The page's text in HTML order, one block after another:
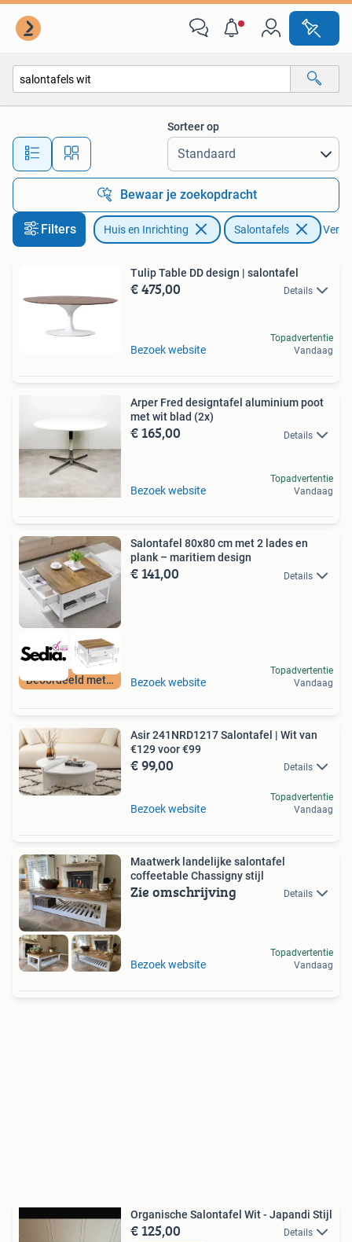
Alle afstanden…
Sorteer op
Bewaar je zoekopdracht
Filters Huis en Inrichting Salontafels
Tulip Table DD design | salontafel
€ 475,00 Details
Bezoek website
Topadvertentie
Vandaag
Arper Fred designtafel aluminium poot
met wit blad (2x)
€ 165,00 Details
Bezoek website
Topadvertentie
Vandaag
Beoordeeld met 9+
Salontafel 80x80 cm met 2 lades en
plank – maritiem design
€ 141,00 Details
Bezoek website
Topadvertentie
Vandaag
Asir 241NRD1217 Salontafel | Wit van
€129 voor €99
€ 99,00 Details
Bezoek website
Topadvertentie
Vandaag
Maatwerk landelijke salontafel
coffeetable Chassigny stijl
Zie omschrijving Details
Bezoek website
Topadvertentie
Vandaag
Organische Salontafel Wit - Japandi Stijl
€ 125,00 Details